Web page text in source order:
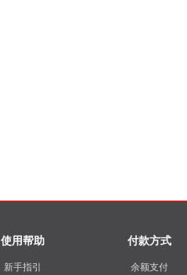
使用帮助
新手指引
付款方式
余额支付